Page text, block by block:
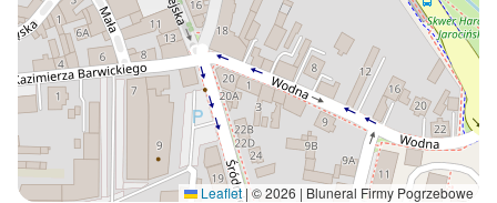
Leaflet | © 2026 | Bluneral Firmy Pogrzebowe